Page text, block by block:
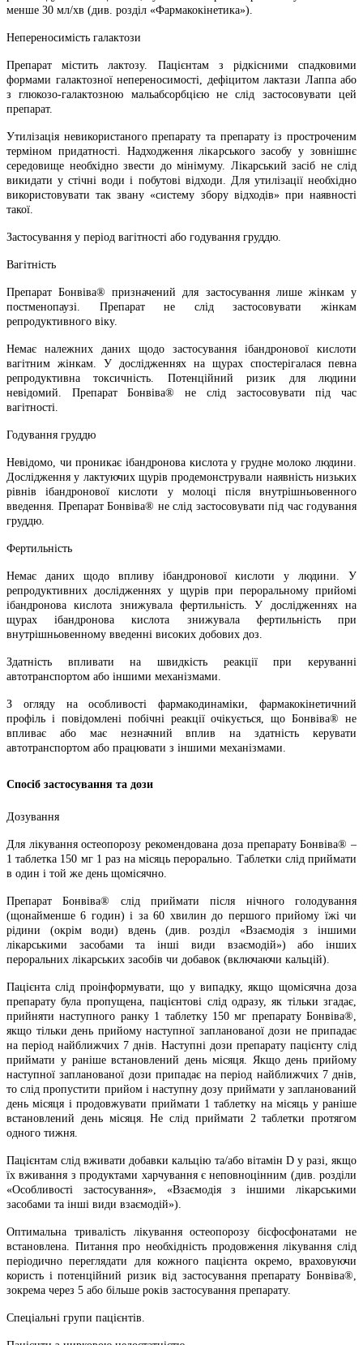
менше 30 мл/хв (див. розділ «Фармакокінетика»).
Непереносимість галактози
Препарат містить лактозу. Пацієнтам з рідкісними спадковими
формами галактозної непереносимості, дефіцитом лактази Лаппа або
з глюкозо-галактозною мальабсорбцією не слід застосовувати цей
препарат.
Утилізація невикористаного препарату та препарату із простроченим
терміном придатності. Надходження лікарського засобу у зовнішнє
середовище необхідно звести до мінімуму. Лікарський засіб не слід
викидати у стічні води і побутові відходи. Для утилізації необхідно
використовувати так звану «систему збору відходів» при наявності
такої.
Застосування у період вагітності або годування груддю.
Вагітність
Препарат Бонвіва® призначений для застосування лише жінкам у
постменопаузі. Препарат не слід застосовувати жінкам
репродуктивного віку.
Немає належних даних щодо застосування ібандронової кислоти
вагітним жінкам. У дослідженнях на щурах спостерігалася певна
репродуктивна токсичність. Потенційний ризик для людини
невідомий. Препарат Бонвіва® не слід застосовувати під час
вагітності.
Годування груддю
Невідомо, чи проникає ібандронова кислота у грудне молоко людини.
Дослідження у лактуючих щурів продемонстрували наявність низьких
рівнів ібандронової кислоти у молоці після внутрішньовенного
введення. Препарат Бонвіва® не слід застосовувати під час годування
груддю.
Фертильність
Немає даних щодо впливу ібандронової кислоти у людини. У
репродуктивних дослідженнях у щурів при пероральному прийомі
ібандронова кислота знижувала фертильність. У дослідженнях на
щурах ібандронова кислота знижувала фертильність при
внутрішньовенному введенні високих добових доз.
Здатність впливати на швидкість реакції при керуванні
автотранспортом або іншими механізмами.
З огляду на особливості фармакодинаміки, фармакокінетичний
профіль і повідомлені побічні реакції очікується, що Бонвіва® не
впливає або має незначний вплив на здатність керувати
автотранспортом або працювати з іншими механізмами.
Спосіб застосування та дози
Дозування
Для лікування остеопорозу рекомендована доза препарату Бонвіва® –
1 таблетка 150 мг 1 раз на місяць перорально. Таблетки слід приймати
в один і той же день щомісячно.
Препарат Бонвіва® слід приймати після нічного голодування
(щонайменше 6 годин) і за 60 хвилин до першого прийому їжі чи
рідини (окрім води) вдень (див. розділ «Взаємодія з іншими
лікарськими засобами та інші види взаємодій») або інших
пероральних лікарських засобів чи добавок (включаючи кальцій).
Пацієнта слід проінформувати, що у випадку, якщо щомісячна доза
препарату була пропущена, пацієнтові слід одразу, як тільки згадає,
прийняти наступного ранку 1 таблетку 150 мг препарату Бонвіва®,
якщо тільки день прийому наступної запланованої дози не припадає
на період найближчих 7 днів. Наступні дози препарату пацієнту слід
приймати у раніше встановлений день місяця. Якщо день прийому
наступної запланованої дози припадає на період найближчих 7 днів,
то слід пропустити прийом і наступну дозу приймати у запланований
день місяця і продовжувати приймати 1 таблетку на місяць у раніше
встановлений день місяця. Не слід приймати 2 таблетки протягом
одного тижня.
Пацієнтам слід вживати добавки кальцію та/або вітамін D у разі, якщо
їх вживання з продуктами харчування є неповноцінним (див. розділи
«Особливості застосування», «Взаємодія з іншими лікарськими
засобами та інші види взаємодій»).
Оптимальна тривалість лікування остеопорозу бісфосфонатами не
встановлена. Питання про необхідність продовження лікування слід
періодично переглядати для кожного пацієнта окремо, враховуючи
користь і потенційний ризик від застосування препарату Бонвіва®,
зокрема через 5 або більше років застосування препарату.
Спеціальні групи пацієнтів.